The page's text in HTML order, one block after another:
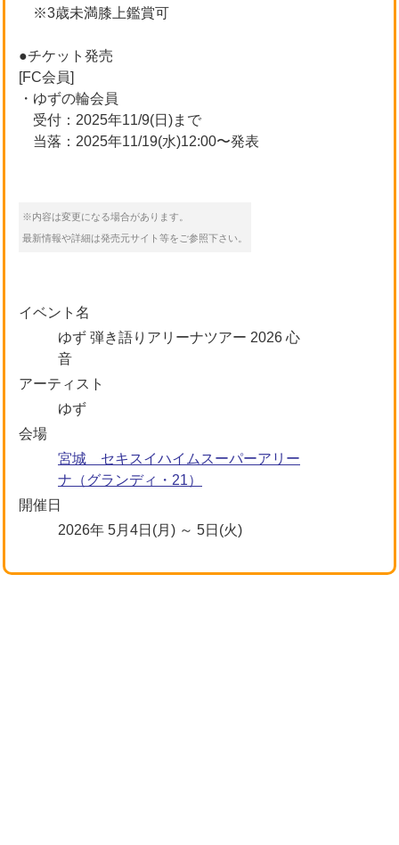
※3歳未満膝上鑑賞可
●チケット発売
[FC会員]
・ゆずの輪会員
受付：2025年11/9(日)まで
当落：2025年11/19(水)12:00〜発表
※内容は変更になる場合があります。
最新情報や詳細は発売元サイト等をご参照下さい。
イベント名
ゆず 弾き語りアリーナツアー 2026 心
音
アーティスト
ゆず
会場
宮城 セキスイハイムスーパーアリー
ナ（グランディ・21）
開催日
2026年 5月4日(月) ～ 5日(火)